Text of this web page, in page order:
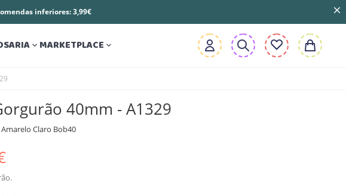
inferiores: 3,99€
 MARKETPLACE 
40mm - A1329
Amarelo Claro Bob40